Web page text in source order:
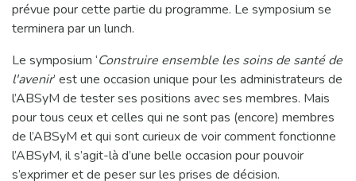
prévue pour cette partie du programme. Le symposium se
terminera par un lunch.
Le symposium ‘Construire ensemble les soins de santé de
l'avenir’ est une occasion unique pour les administrateurs de
l’ABSyM de tester ses positions avec ses membres. Mais
pour tous ceux et celles qui ne sont pas (encore) membres
de l’ABSyM et qui sont curieux de voir comment fonctionne
l’ABSyM, il s’agit-là d’une belle occasion pour pouvoir
s’exprimer et de peser sur les prises de décision.